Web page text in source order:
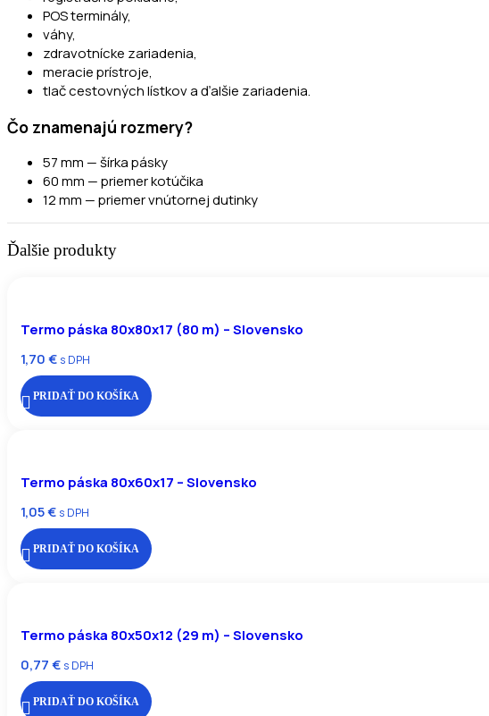
POS terminály,
váhy,
zdravotnícke zariadenia,
meracie prístroje,
tlač cestovných lístkov a ďalšie zariadenia.
Čo znamenajú rozmery?
57 mm — šírka pásky
60 mm — priemer kotúčika
12 mm — priemer vnútornej dutinky
Ďalšie produkty
Termo páska 80x80x17 (80 m) – Slovensko
1,70€ s DPH
PRIDAŤ DO KOŠÍKA
Termo páska 80x60x17 – Slovensko
1,05€ s DPH
PRIDAŤ DO KOŠÍKA
Termo páska 80x50x12 (29 m) – Slovensko
0,77€ s DPH
PRIDAŤ DO KOŠÍKA